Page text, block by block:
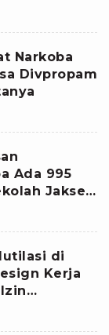
Narkoba
Divpropam
Ada 995
Jaksel
di
Kerja